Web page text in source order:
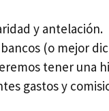
y antelación.
(o mejor
tener una
gastos y